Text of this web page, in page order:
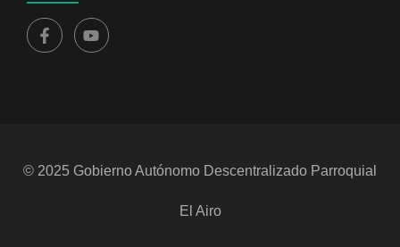
© 2025 Gobierno Autónomo Descentralizado Parroquial
El Airo